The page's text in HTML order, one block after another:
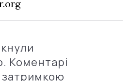
Коментарі
затримкою